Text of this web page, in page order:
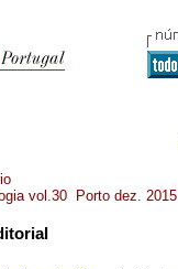
vol.30 Porto dez. 2015